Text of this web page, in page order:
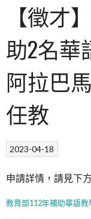
【徵才
助2名華
阿拉巴
任教
2023-04-18
申請詳情，請見下
教育部112年補助華語